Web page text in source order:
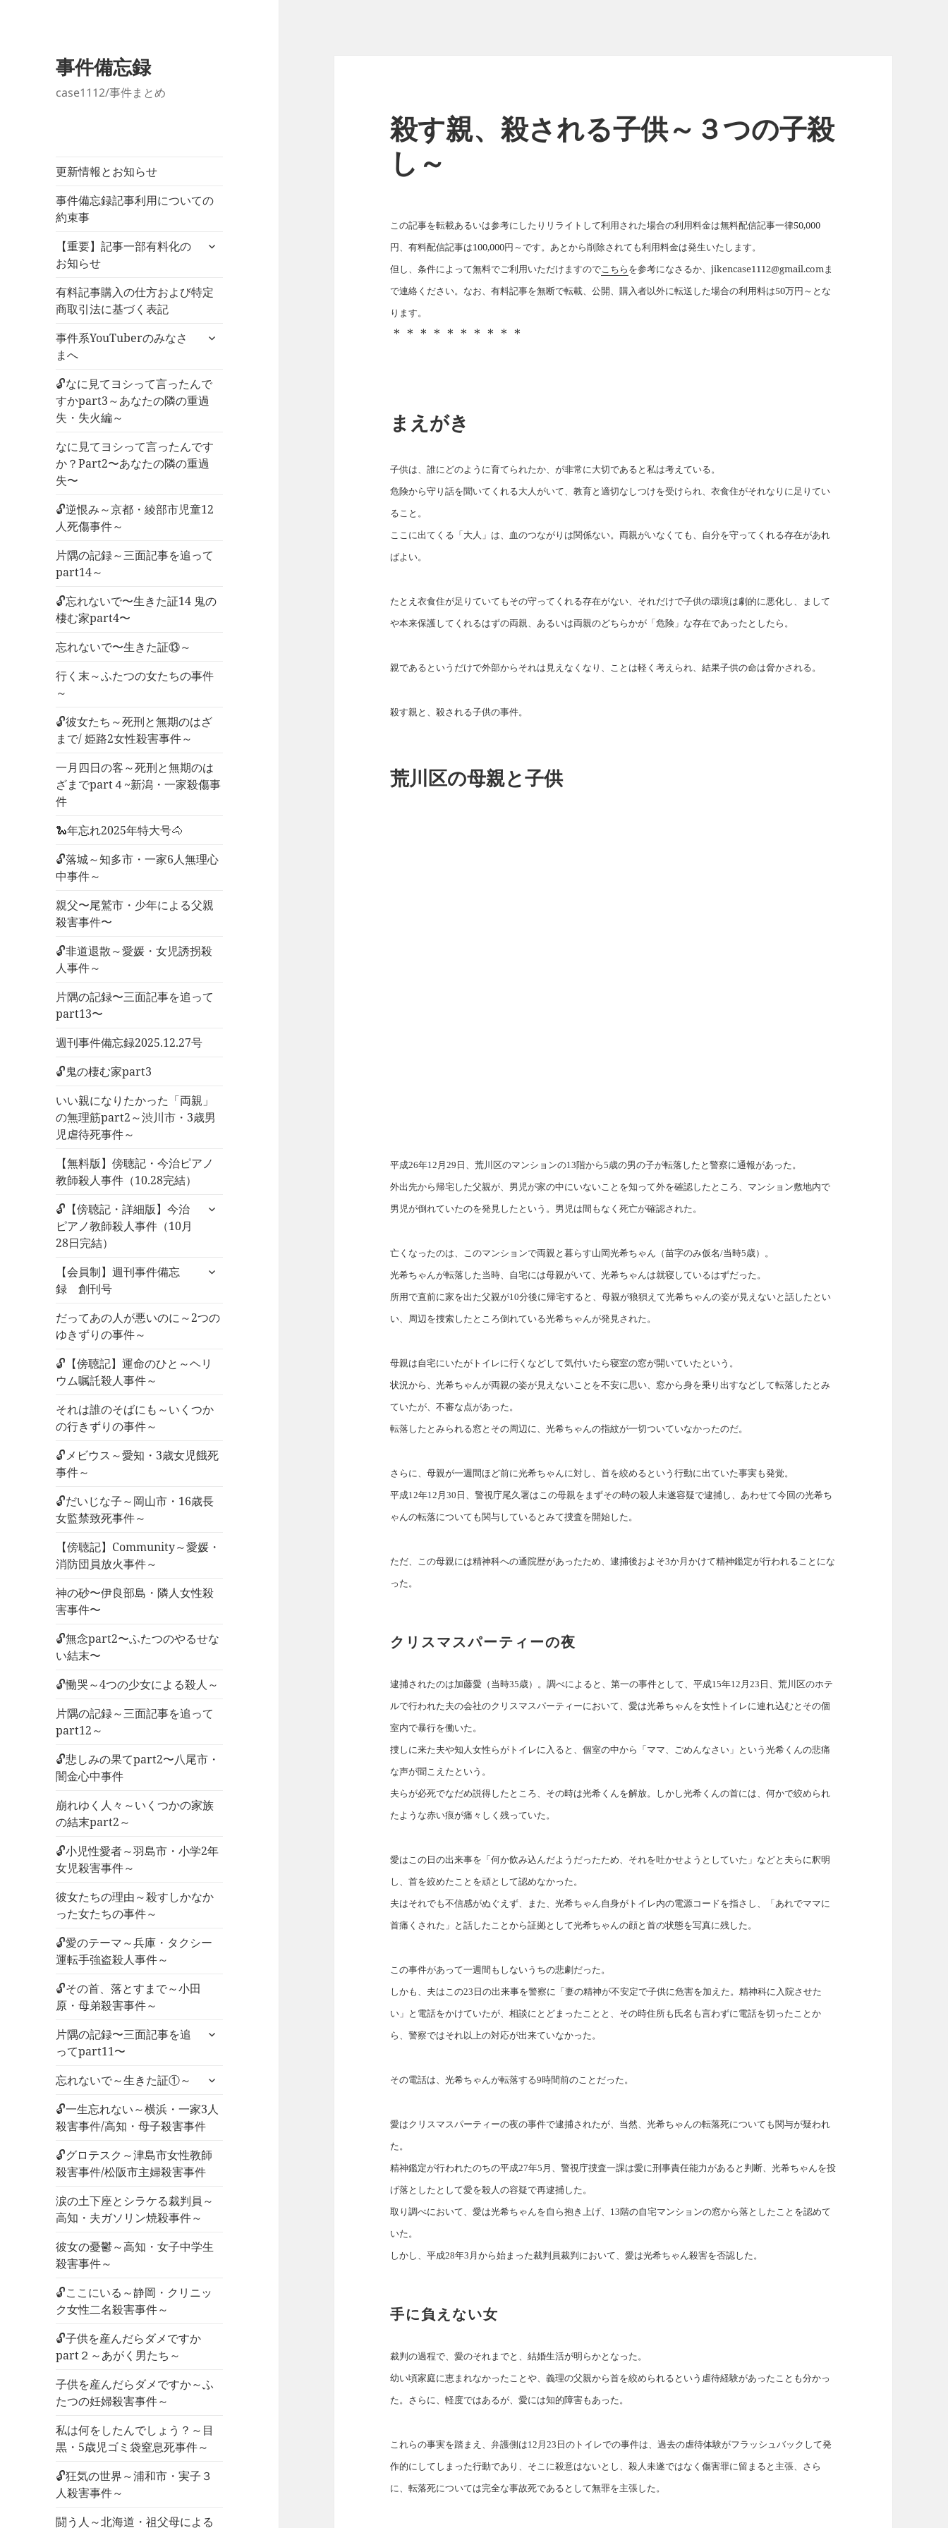
事件備忘録
case1112/事件まとめ
更新情報とお知らせ
事件備忘録記事利用についての
約束事
【重要】記事一部有料化の
お知らせ
サ
ニ
を
有料記事購入の仕方および特定
商取引法に基づく表記
事件系YouTuberのみなさ
まへ
サ
ニ
ュ
展
開
🔓なに見てヨシって言ったんで
すかpart3～あなたの隣の重過
失・失火編～
なに見てヨシって言ったんです
か？Part2〜あなたの隣の重過
失〜
🔓逆恨み～京都・綾部市児童12
人死傷事件～
片隅の記録～三面記事を追って
part14～
🔓忘れないで〜生きた証14 鬼の
棲む家part4〜
忘れないで〜生きた証⑬～
行く末～ふたつの女たちの事件
～
🔓彼女たち～死刑と無期のはざ
まで/ 姫路2女性殺害事件～
一月四日の客～死刑と無期のは
ざまでpart４~新潟・一家殺傷事
件
🐍年忘れ2025年特大号🐴
🔓落城～知多市・一家6人無理心
中事件～
親父〜尾鷲市・少年による父親
殺害事件〜
🔓非道退散～愛媛・女児誘拐殺
人事件～
片隅の記録〜三面記事を追って
part13〜
週刊事件備忘録2025.12.27号
🔓鬼の棲む家part3
いい親になりたかった「両親」
の無理筋part2～渋川市・3歳男
児虐待死事件～
【無料版】傍聴記・今治ピアノ
教師殺人事件（10.28完結）
🔓【傍聴記・詳細版】今治
ピアノ教師殺人事件（10月
28日完結）
サ
ュ
展
【会員制】週刊事件備忘
録 創刊号
サ
ニ
を
だってあの人が悪いのに～2つの
ゆきずりの事件～
🔓【傍聴記】運命のひと～ヘリ
ウム嘱託殺人事件～
それは誰のそばにも～いくつか
の行きずりの事件～
🔓メビウス～愛知・3歳女児餓死
事件～
🔓だいじな子～岡山市・16歳長
女監禁致死事件～
【傍聴記】Community～愛媛・
消防団員放火事件～
神の砂〜伊良部島・隣人女性殺
害事件〜
🔓無念part2〜ふたつのやるせな
い結末〜
🔓慟哭～4つの少女による殺人～
片隅の記録～三面記事を追って
part12～
🔓悲しみの果てpart2〜八尾市・
闇金心中事件
崩れゆく人々～いくつかの家族
の結末part2～
🔓小児性愛者～羽島市・小学2年
女児殺害事件～
彼女たちの理由～殺すしかなか
った女たちの事件～
🔓愛のテーマ～兵庫・タクシー
運転手強盗殺人事件～
🔓その首、落とすまで～小田
原・母弟殺害事件～
片隅の記録〜三面記事を追
ってpart11〜
サ
ニ
ー
を
開
忘れないで～生きた証①～
サ
メ
ニ
ー
を
開
🔓一生忘れない～横浜・一家3人
殺害事件/高知・母子殺害事件
🔓グロテスク～津島市女性教師
殺害事件/松阪市主婦殺害事件
涙の土下座とシラケる裁判員～
高知・夫ガソリン焼殺事件～
彼女の憂鬱～高知・女子中学生
殺害事件～
🔓ここにいる～静岡・クリニッ
ク女性二名殺害事件～
🔓子供を産んだらダメですか
part２～あがく男たち～
子供を産んだらダメですか～ふ
たつの妊婦殺害事件～
私は何をしたんでしょう？～目
黒・5歳児ゴミ袋窒息死事件～
🔓狂気の世界～浦和市・実子３
人殺害事件～
闘う人～北海道・祖父母による
殺す親、殺される子供～３つの子殺
し～
この記事を転載あるいは参考にしたりリライトして利用された場合の利用料金は無料配信記事一律50,000
円、有料配信記事は100,000円～です。あとから削除されても利用料金は発生いたします。
但し、条件によって無料でご利用いただけますのでこちらを参考になさるか、jikencase1112@gmail.comま
で連絡ください。なお、有料記事を無断で転載、公開、購入者以外に転送した場合の利用料は50万円～とな
ります。
＊＊＊＊＊＊＊＊＊＊
まえがき
子供は、誰にどのように育てられたか、が非常に大切であると私は考えている。
危険から守り話を聞いてくれる大人がいて、教育と適切なしつけを受けられ、衣食住がそれなりに足りてい
ること。
ここに出てくる「大人」は、血のつながりは関係ない。両親がいなくても、自分を守ってくれる存在があれ
ばよい。
たとえ衣食住が足りていてもその守ってくれる存在がない、それだけで子供の環境は劇的に悪化し、まして
や本来保護してくれるはずの両親、あるいは両親のどちらかが「危険」な存在であったとしたら。
親であるというだけで外部からそれは見えなくなり、ことは軽く考えられ、結果子供の命は脅かされる。
殺す親と、殺される子供の事件。
荒川区の母親と子供
平成26年12月29日、荒川区のマンションの13階から5歳の男の子が転落したと警察に通報があった。
外出先から帰宅した父親が、男児が家の中にいないことを知って外を確認したところ、マンション敷地内で
男児が倒れていたのを発見したという。男児は間もなく死亡が確認された。
亡くなったのは、このマンションで両親と暮らす山岡光希ちゃん（苗字のみ仮名/当時5歳）。
光希ちゃんが転落した当時、自宅には母親がいて、光希ちゃんは就寝しているはずだった。
所用で直前に家を出た父親が10分後に帰宅すると、母親が狼狽えて光希ちゃんの姿が見えないと話したとい
い、周辺を捜索したところ倒れている光希ちゃんが発見された。
母親は自宅にいたがトイレに行くなどして気付いたら寝室の窓が開いていたという。
状況から、光希ちゃんが両親の姿が見えないことを不安に思い、窓から身を乗り出すなどして転落したとみ
ていたが、不審な点があった。
転落したとみられる窓とその周辺に、光希ちゃんの指紋が一切ついていなかったのだ。
さらに、母親が一週間ほど前に光希ちゃんに対し、首を絞めるという行動に出ていた事実も発覚。
平成12年12月30日、警視庁尾久署はこの母親をまずその時の殺人未遂容疑で逮捕し、あわせて今回の光希ち
ゃんの転落についても関与しているとみて捜査を開始した。
ただ、この母親には精神科への通院歴があったため、逮捕後およそ3か月かけて精神鑑定が行われることにな
った。
クリスマスパーティーの夜
逮捕されたのは加藤愛（当時35歳）。調べによると、第一の事件として、平成15年12月23日、荒川区のホテ
ルで行われた夫の会社のクリスマスパーティーにおいて、愛は光希ちゃんを女性トイレに連れ込むとその個
室内で暴行を働いた。
捜しに来た夫や知人女性らがトイレに入ると、個室の中から「ママ、ごめんなさい」という光希くんの悲痛
な声が聞こえたという。
夫らが必死でなだめ説得したところ、その時は光希くんを解放。しかし光希くんの首には、何かで絞められ
たような赤い痕が痛々しく残っていた。
愛はこの日の出来事を「何か飲み込んだようだったため、それを吐かせようとしていた」などと夫らに釈明
し、首を絞めたことを頑として認めなかった。
夫はそれでも不信感がぬぐえず、また、光希ちゃん自身がトイレ内の電源コードを指さし、「あれでママに
首痛くされた」と話したことから証拠として光希ちゃんの顔と首の状態を写真に残した。
この事件があって一週間もしないうちの悲劇だった。
しかも、夫はこの23日の出来事を警察に「妻の精神が不安定で子供に危害を加えた。精神科に入院させた
い」と電話をかけていたが、相談にとどまったことと、その時住所も氏名も言わずに電話を切ったことか
ら、警察ではそれ以上の対応が出来ていなかった。
その電話は、光希ちゃんが転落する9時間前のことだった。
愛はクリスマスパーティーの夜の事件で逮捕されたが、当然、光希ちゃんの転落死についても関与が疑われ
た。
精神鑑定が行われたのちの平成27年5月、警視庁捜査一課は愛に刑事責任能力があると判断、光希ちゃんを投
げ落としたとして愛を殺人の容疑で再逮捕した。
取り調べにおいて、愛は光希ちゃんを自ら抱き上げ、13階の自宅マンションの窓から落としたことを認めて
いた。
しかし、平成28年3月から始まった裁判員裁判において、愛は光希ちゃん殺害を否認した。
手に負えない女
裁判の過程で、愛のそれまでと、結婚生活が明らかとなった。
幼い頃家庭に恵まれなかったことや、義理の父親から首を絞められるという虐待経験があったことも分かっ
た。さらに、軽度ではあるが、愛には知的障害もあった。
これらの事実を踏まえ、弁護側は12月23日のトイレでの事件は、過去の虐待体験がフラッシュバックして発
作的にしてしまった行動であり、そこに殺意はないとし、殺人未遂ではなく傷害罪に留まると主張、さら
に、転落死については完全な事故死であるとして無罪を主張した。